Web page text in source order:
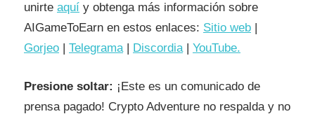
unirte aquí y obtenga más información sobre
AIGameToEarn en estos enlaces: Sitio web
Gorjeo
Telegrama| Discordia| YouTube.
Presione soltar: ¡Este es un comunicado de
prensa pagado! Crypto Adventure no respalda y no